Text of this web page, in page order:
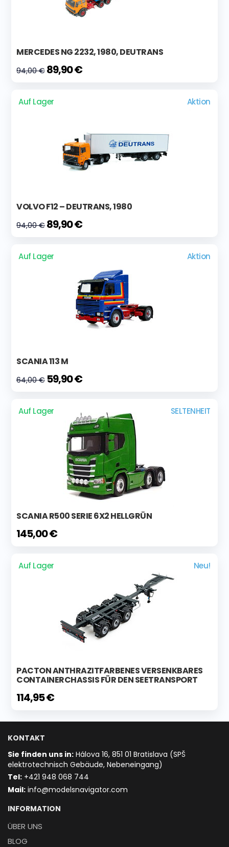
MERCEDES NG 2232, 1980, DEUTRANS
94,00 € 89,90 €
Auf Lager Aktion
VOLVO F12 – DEUTRANS, 1980
94,00 € 89,90 €
Auf Lager Aktion
SCANIA 113 M
64,00 € 59,90 €
Auf Lager SELTENHEIT
SCANIA R500 SERIE 6X2 HELLGRÜN
145,00 €
Auf Lager Neu!
PACTON ANTHRAZITFARBENES VERSENKBARES
CONTAINERCHASSIS FÜR DEN SEETRANSPORT
114,95 €
KONTAKT
Sie finden uns in: Hálova 16, 851 01 Bratislava (SPŠ
elektrotechnisch Gebäude, Nebeneingang)
Tel: +421 948 068 744
Mail: info@modelsnavigator.com
INFORMATION
ÜBER UNS
BLOG